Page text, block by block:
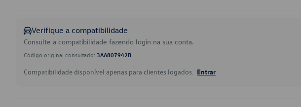
Verifique a compatibilidade
Consulte a compatibilidade fazendo login na sua conta.
Código original consultado: 3AA807942B
Compatibilidade disponível apenas para clientes logados. Entrar